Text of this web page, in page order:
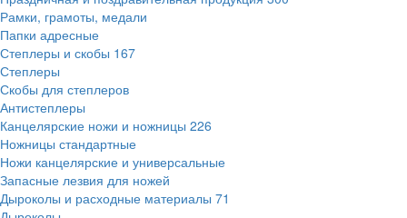
Рамки, грамоты, медали
Папки адресные
Степлеры и скобы 167
Степлеры
Скобы для степлеров
Антистеплеры
Канцелярские ножи и ножницы 226
Ножницы стандартные
Ножи канцелярские и универсальные
Запасные лезвия для ножей
Дыроколы и расходные материалы 71